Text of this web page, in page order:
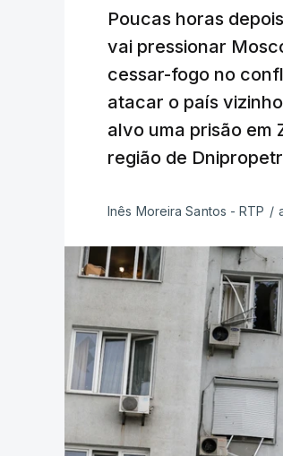
Poucas horas
vai pressionar
cessar-fogo no
atacar o país
alvo uma prisão em
região de
Inês Moreira Santos - RTP /